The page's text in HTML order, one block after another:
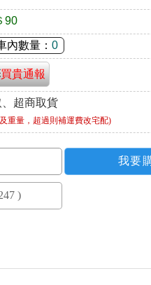
90
內數量：0
買貴通報
超商取貨
重量，超過則補運費改宅配)